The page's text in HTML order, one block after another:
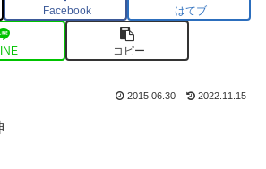
Facebook はてブ
コピー
2015.06.30 2022.11.15